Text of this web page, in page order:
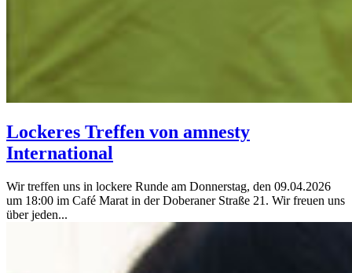
Lockeres Treffen von amnesty
International
Wir treffen uns in lockere Runde am Donnerstag, den 09.04.2026
um 18:00 im Café Marat in der Doberaner Straße 21. Wir freuen uns
über jeden...